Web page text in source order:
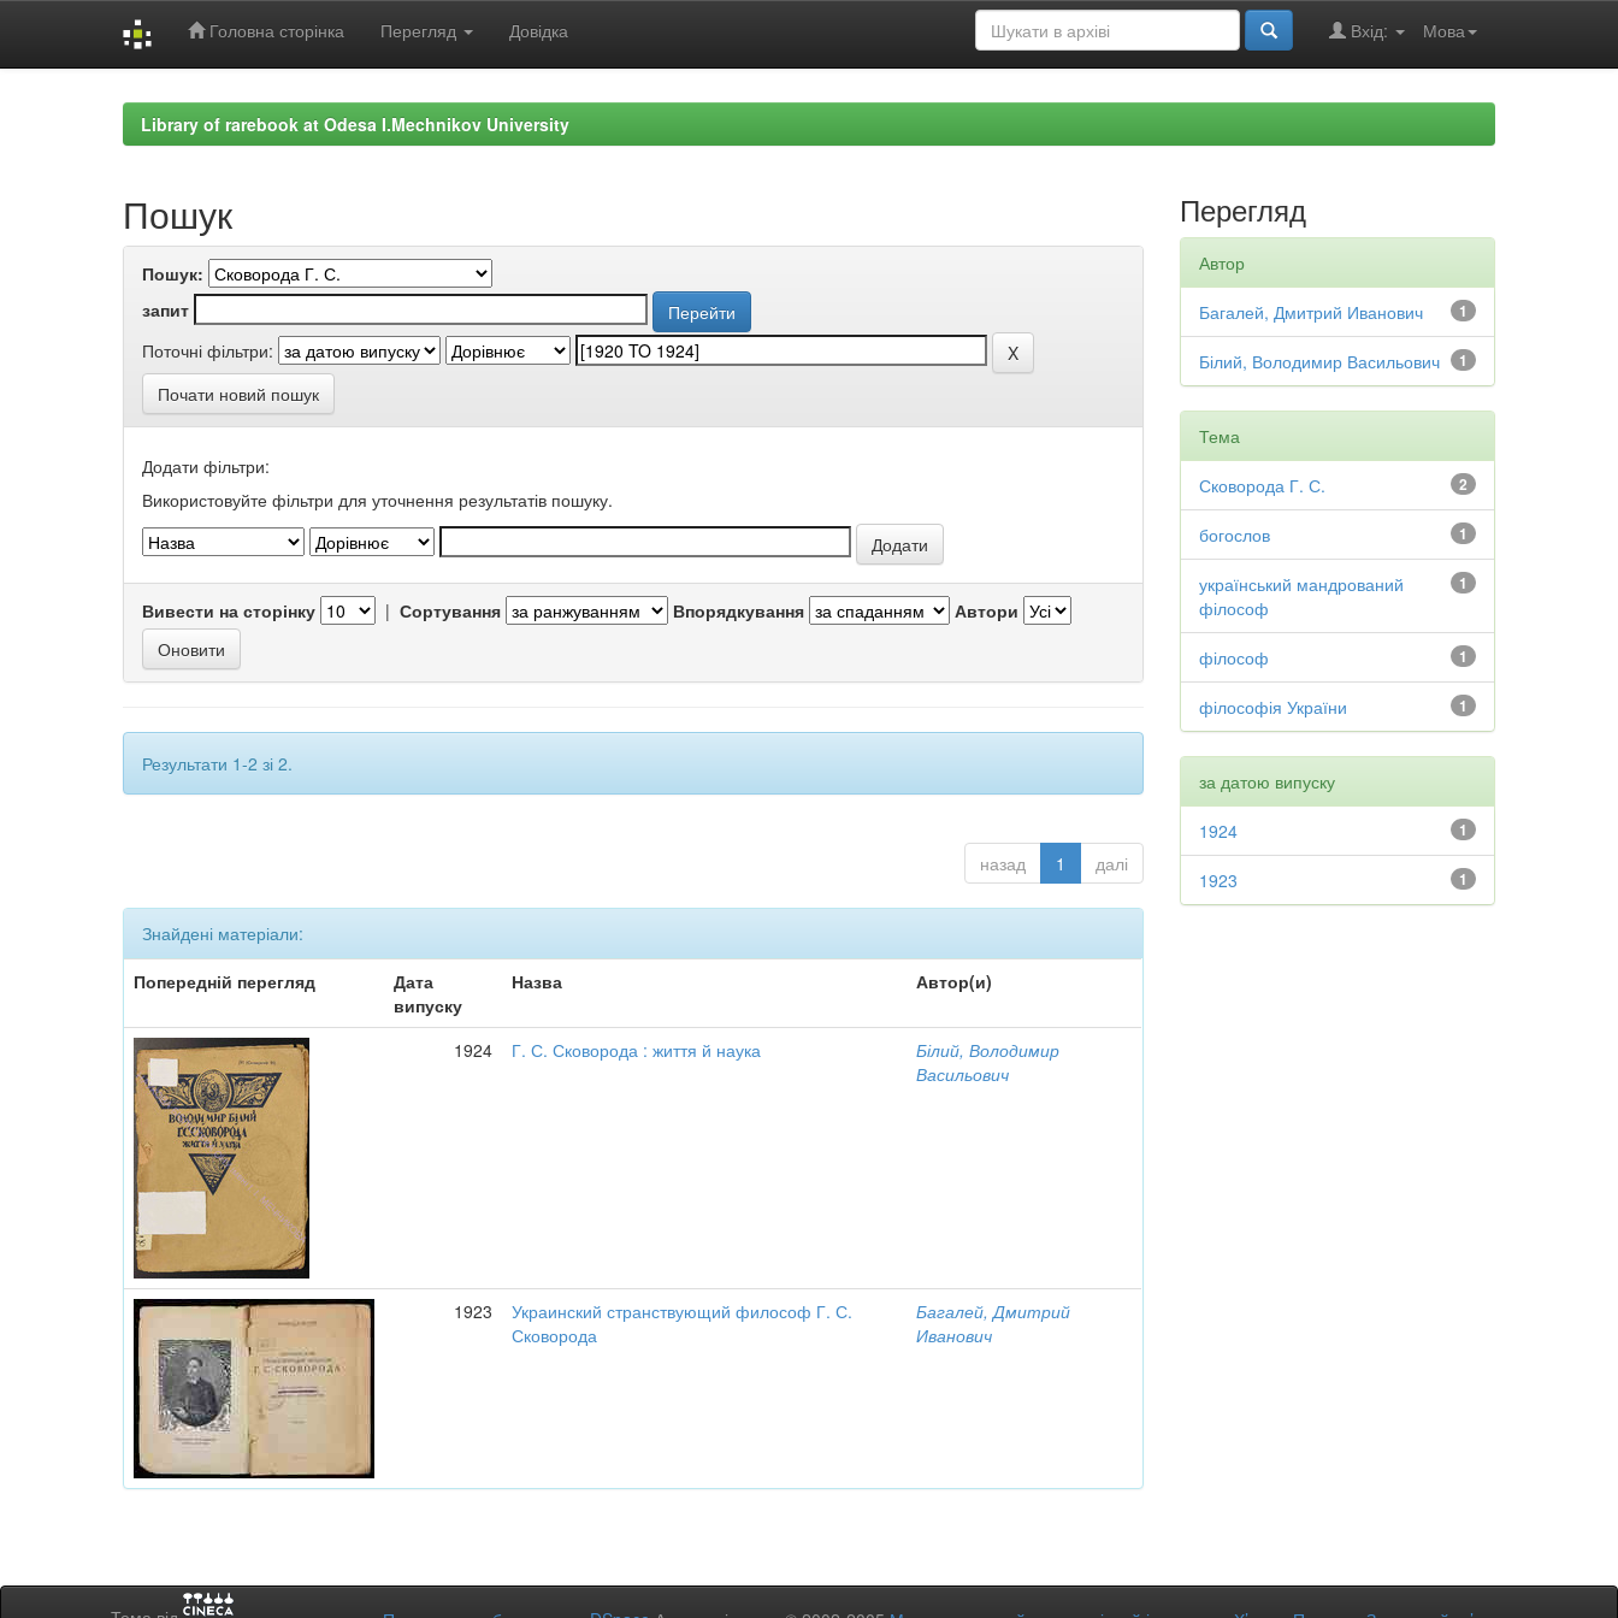
Головна сторінка Перегляд Довідка Мова
Вхід:
Library of rarebook at Odesa I.Mechnikov University
Пошук
Пошук:
запит
Поточні фільтри:
Почати новий пошук
Додати фільтри:
Використовуйте фільтри для уточнення результатів пошуку.
Вивести на сторінку | Сортування Впорядкування Автори
Результати 1-2 зі 2.
назад 1 далі
Знайдені матеріали:
Попередній перегляд
Дата
випуску
Назва Автор(и)
1924 Г. С. Сковорода : життя й наука
Білий, Володимир
Васильович
1923
Украинский странствующий философ Г. С.
Сковорода
Багалей, Дмитрий
Иванович
Перегляд
Автор
1
Багалей, Дмитрий Иванович
1
Білий, Володимир Васильович
Тема
2
Сковорода Г. С.
1
богослов
1
український мандрований
філософ
1
філософ
1
філософія України
за датою випуску
1
1924
1
1923